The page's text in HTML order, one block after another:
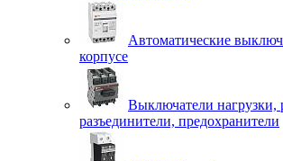
Автоматические
корпусе
Выключатели нагрузки,
разъединители, предохранители